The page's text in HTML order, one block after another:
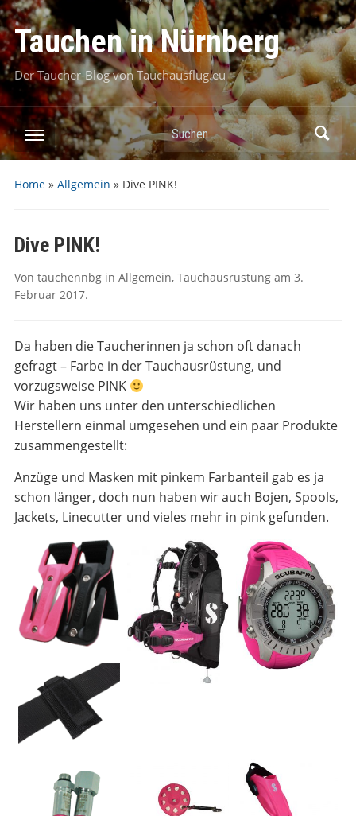
Tauchen in Nürnberg
Der Taucher-Blog von Tauchausflug.eu
Suchen
Home» Allgemein » Dive PINK!
Dive PINK!
Von tauchennbg in Allgemein, Tauchausrüstungam 3.
Februar 2017.
Da haben die Taucherinnen ja schon oft danach
gefragt – Farbe in der Tauchausrüstung, und
vorzugsweise PINK
Wir haben uns unter den unterschiedlichen
Herstellern einmal umgesehen und ein paar Produkte
zusammengestellt:
Anzüge und Masken mit pinkem Farbanteil gab es ja
schon länger, doch nun haben wir auch Bojen, Spools,
Jackets, Linecutter und vieles mehr in pink gefunden.